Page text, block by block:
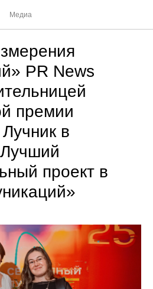
Медиа
PR News
премии
в
проект в